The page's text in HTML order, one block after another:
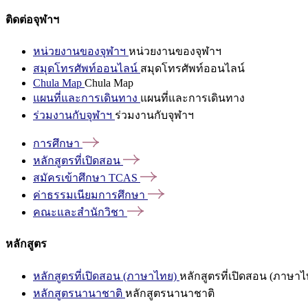
ติดต่อจุฬาฯ
หน่วยงานของจุฬาฯ หน่วยงานของจุฬาฯ
สมุดโทรศัพท์ออนไลน์ สมุดโทรศัพท์ออนไลน์
Chula Map Chula Map
แผนที่และการเดินทาง แผนที่และการเดินทาง
ร่วมงานกับจุฬาฯ ร่วมงานกับจุฬาฯ
การศึกษา
หลักสูตรที่เปิดสอน
สมัครเข้าศึกษา TCAS
ค่าธรรมเนียมการศึกษา
คณะและสำนักวิชา
หลักสูตร
หลักสูตรที่เปิดสอน (ภาษาไทย) หลักสูตรที่เปิดสอน (ภาษาไ
หลักสูตรนานาชาติ หลักสูตรนานาชาติ